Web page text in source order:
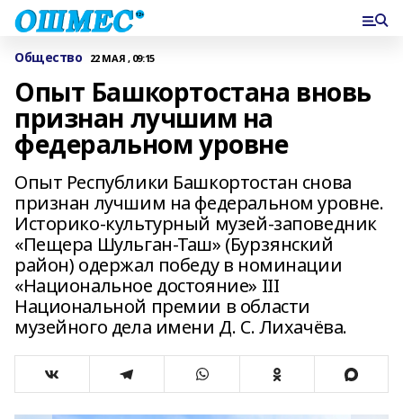
Общество 22 МАЯ , 09:15
Опыт Башкортостана вновь
признан лучшим на
федеральном уровне
Опыт Республики Башкортостан снова
признан лучшим на федеральном уровне.
Историко-культурный музей-заповедник
«Пещера Шульган-Таш» (Бурзянский
район) одержал победу в номинации
«Национальное достояние» III
Национальной премии в области
музейного дела имени Д. С. Лихачёва.